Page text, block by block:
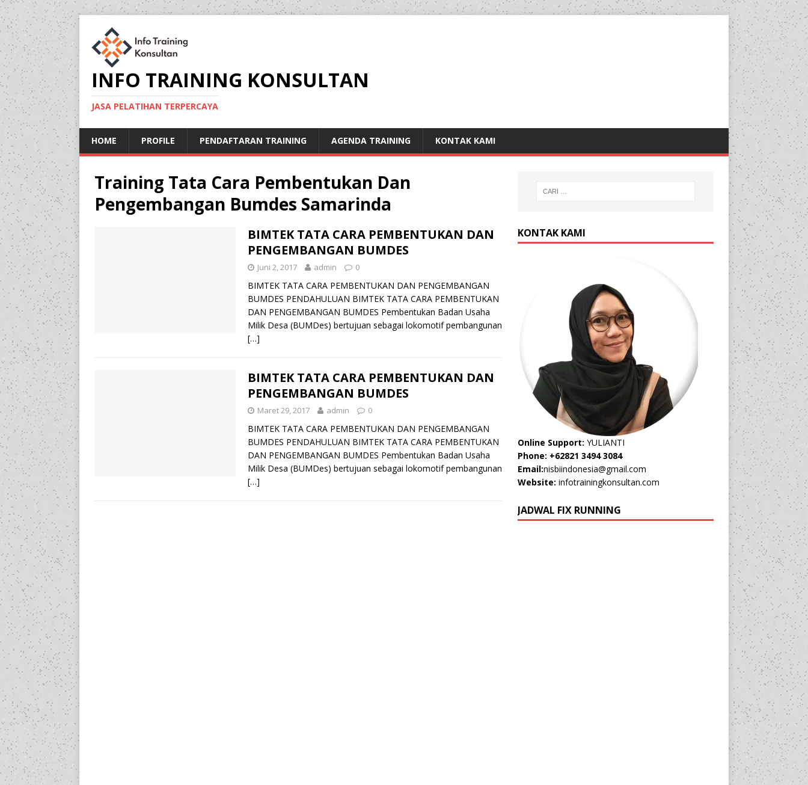
INFO TRAINING KONSULTAN
JASA PELATIHAN TERPERCAYA
HOME PROFILE PENDAFTARAN TRAINING AGENDA TRAINING KONTAK KAMI
Training Tata Cara Pembentukan Dan
Pengembangan Bumdes Samarinda
BIMTEK TATA CARA PEMBENTUKAN DAN
PENGEMBANGAN BUMDES
Juni 2, 2017 admin 0
BIMTEK TATA CARA PEMBENTUKAN DAN PENGEMBANGAN
BUMDES PENDAHULUAN BIMTEK TATA CARA PEMBENTUKAN
DAN PENGEMBANGAN BUMDES Pembentukan Badan Usaha
Milik Desa (BUMDes) bertujuan sebagai lokomotif pembangunan
[…]
BIMTEK TATA CARA PEMBENTUKAN DAN
PENGEMBANGAN BUMDES
Maret 29, 2017 admin 0
BIMTEK TATA CARA PEMBENTUKAN DAN PENGEMBANGAN
BUMDES PENDAHULUAN BIMTEK TATA CARA PEMBENTUKAN
DAN PENGEMBANGAN BUMDES Pembentukan Badan Usaha
Milik Desa (BUMDes) bertujuan sebagai lokomotif pembangunan
[…]
KONTAK KAMI
Online Support: YULIANTI
Phone: +62821 3494 3084
Email:nisbiindonesia@gmail.com
Website: infotrainingkonsultan.com
JADWAL FIX RUNNING